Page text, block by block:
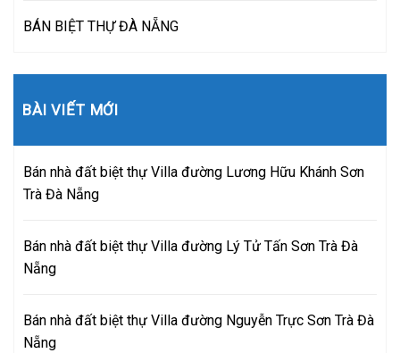
BÁN BIỆT THỰ ĐÀ NẴNG
BÀI VIẾT MỚI
Bán nhà đất biệt thự Villa đường Lương Hữu Khánh Sơn
Trà Đà Nẵng
Bán nhà đất biệt thự Villa đường Lý Tử Tấn Sơn Trà Đà
Nẵng
Bán nhà đất biệt thự Villa đường Nguyễn Trực Sơn Trà Đà
Nẵng